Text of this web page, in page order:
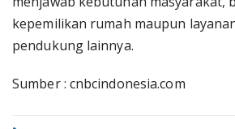
kepemilikan rumah maupun
pendukung lainnya.
Sumber : cnbcindonesia.com